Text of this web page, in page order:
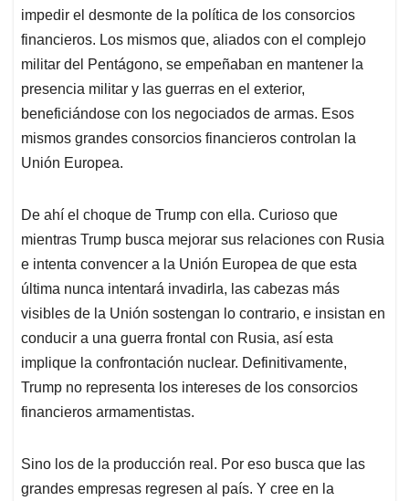
impedir el desmonte de la política de los consorcios
financieros. Los mismos que, aliados con el complejo
militar del Pentágono, se empeñaban en mantener la
presencia militar y las guerras en el exterior,
beneficiándose con los negociados de armas. Esos
mismos grandes consorcios financieros controlan la
Unión Europea.
De ahí el choque de Trump con ella. Curioso que
mientras Trump busca mejorar sus relaciones con Rusia
e intenta convencer a la Unión Europea de que esta
última nunca intentará invadirla, las cabezas más
visibles de la Unión sostengan lo contrario, e insistan en
conducir a una guerra frontal con Rusia, así esta
implique la confrontación nuclear. Definitivamente,
Trump no representa los intereses de los consorcios
financieros armamentistas.
Sino los de la producción real. Por eso busca que las
grandes empresas regresen al país. Y cree en la